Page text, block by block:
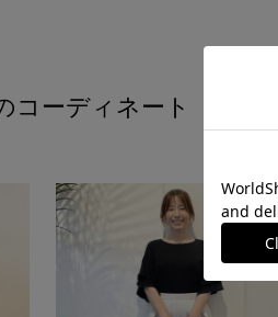
コーディネート